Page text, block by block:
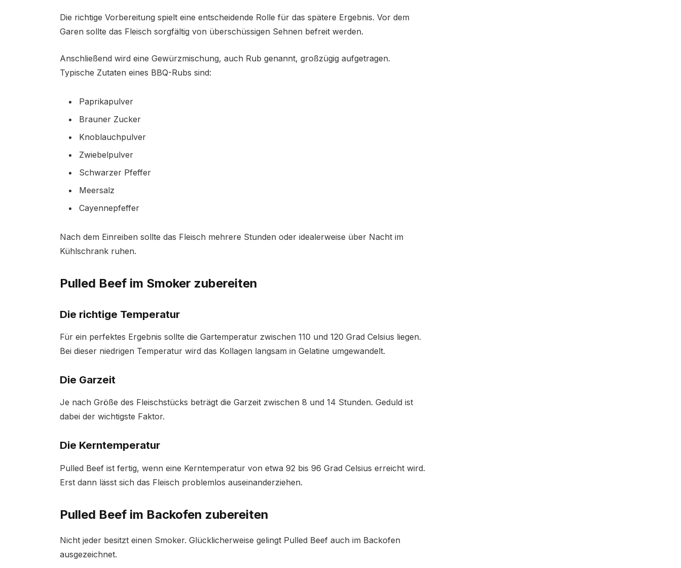
Die richtige Vorbereitung spielt eine entscheidende Rolle für das spätere Ergebnis. Vor dem
Garen sollte das Fleisch sorgfältig von überschüssigen Sehnen befreit werden.
Anschließend wird eine Gewürzmischung, auch Rub genannt, großzügig aufgetragen.
Typische Zutaten eines BBQ-Rubs sind:
Paprikapulver
Brauner Zucker
Knoblauchpulver
Zwiebelpulver
Schwarzer Pfeffer
Meersalz
Cayennepfeffer
Nach dem Einreiben sollte das Fleisch mehrere Stunden oder idealerweise über Nacht im
Kühlschrank ruhen.
Pulled Beef im Smoker zubereiten
Die richtige Temperatur
Für ein perfektes Ergebnis sollte die Gartemperatur zwischen 110 und 120 Grad Celsius liegen.
Bei dieser niedrigen Temperatur wird das Kollagen langsam in Gelatine umgewandelt.
Die Garzeit
Je nach Größe des Fleischstücks beträgt die Garzeit zwischen 8 und 14 Stunden. Geduld ist
dabei der wichtigste Faktor.
Die Kerntemperatur
Pulled Beef ist fertig, wenn eine Kerntemperatur von etwa 92 bis 96 Grad Celsius erreicht wird.
Erst dann lässt sich das Fleisch problemlos auseinanderziehen.
Pulled Beef im Backofen zubereiten
Nicht jeder besitzt einen Smoker. Glücklicherweise gelingt Pulled Beef auch im Backofen
ausgezeichnet.